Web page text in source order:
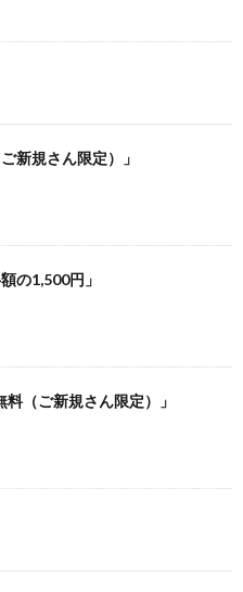
新規さん限定）」
の1,500円」
料（ご新規さん限定）」